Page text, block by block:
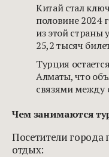
Китай стал
половине 2024
из этой страны
25,2 тысяч
Турция
Алматы, что
связями между
Чем занимаются
Посетители
отдых: